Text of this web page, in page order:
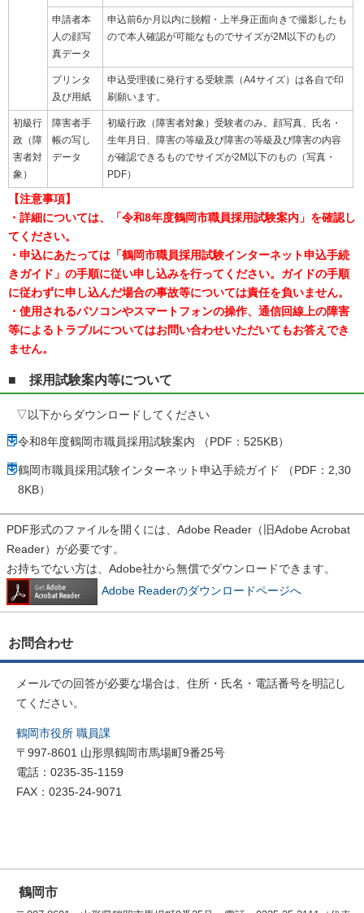
申請者本
人の顔写
真データ
申込前6か月以内に脱帽・上半身正面向きで撮影したも
ので本人確認が可能なものでサイズが2M以下のもの
プリンタ
及び用紙
申込受理後に発行する受験票（A4サイズ）は各自で印
刷願います。
初級行
政（障
害者対
象）
障害者手
帳の写し
データ
初級行政（障害者対象）受験者のみ。顔写真、氏名・
生年月日、障害の等級及び障害の等級及び障害の内容
が確認できるものでサイズが2M以下のもの（写真・
PDF）
【注意事項】
・詳細については、「令和8年度鶴岡市職員採用試験案内」を確認し
てください。
・申込にあたっては「鶴岡市職員採用試験インターネット申込手続
きガイド」の手順に従い申し込みを行ってください。ガイドの手順
に従わずに申し込んだ場合の事故等については責任を負いません。
・使用されるパソコンやスマートフォンの操作、通信回線上の障害
等によるトラブルについてはお問い合わせいただいてもお答えでき
ません。
■ 採用試験案内等について
▽以下からダウンロードしてください
令和8年度鶴岡市職員採用試験案内 （PDF：525KB）
鶴岡市職員採用試験インターネット申込手続ガイド （PDF：2,30
8KB）
PDF形式のファイルを開くには、Adobe Reader（旧Adobe Acrobat
Reader）が必要です。
お持ちでない方は、Adobe社から無償でダウンロードできます。
Adobe Readerのダウンロードページへ
お問合わせ
メールでの回答が必要な場合は、住所・氏名・電話番号を明記し
てください。
鶴岡市役所 職員課
〒997-8601 山形県鶴岡市馬場町9番25号
電話：0235-35-1159
FAX：0235-24-9071
鶴岡市